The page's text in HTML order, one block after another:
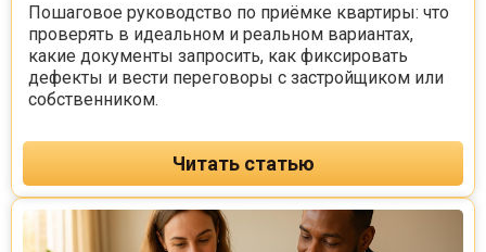
Пошаговое руководство по приёмке квартиры: что
проверять в идеальном и реальном вариантах,
какие документы запросить, как фиксировать
дефекты и вести переговоры с застройщиком или
собственником.
Читать статью